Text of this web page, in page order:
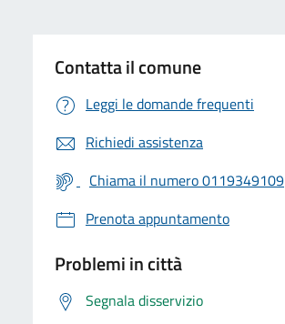
Contatta il comune
Leggi le domande frequenti
Richiedi assistenza
Chiama il numero 0119349109
Prenota appuntamento
Problemi in città
Segnala disservizio